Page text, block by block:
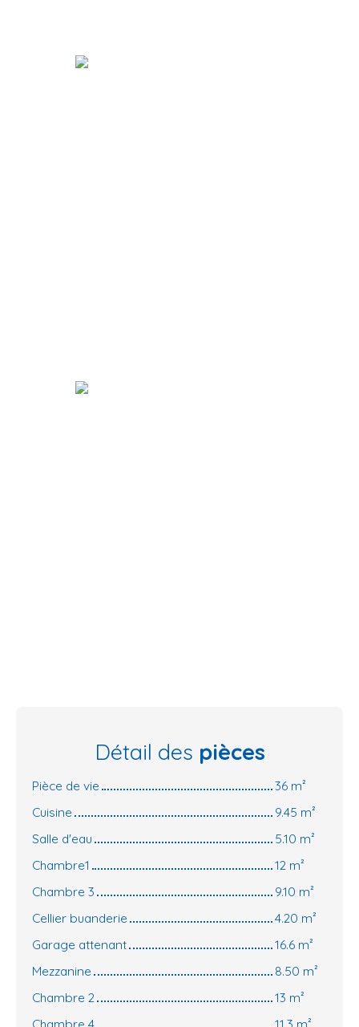
Détail des pièces
Pièce de vie
36 m²
Cuisine
9.45 m²
Salle d'eau
5.10 m²
Chambre1
12 m²
Chambre 3
9.10 m²
Cellier buanderie
4.20 m²
Garage attenant
16.6 m²
Mezzanine
8.50 m²
Chambre 2
13 m²
Chambre 4
11.3 m²